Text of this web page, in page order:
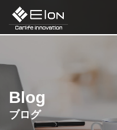
Blog
ブログ